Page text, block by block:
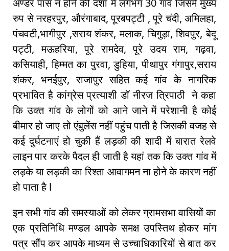
अण्डर पास न होने की दशा में लगभग 30 गांव जिसमें मुख्य
रुप से नरहरपुर, औरंगाबाद, पूरबपट्टी , पूरे चंदी, अमिलहा,
पंचवटी,भागीपुर ,सराय शंकर, मलाक, चिगुड़ा, शिवपुर, बेदू
पट्टी, मऊहरिया, पूरे रामदेव, पूरे उदय राम, गढ़वा,
कसियाही, हिम्मत का पुरवा, डुहिया, पीथापुर गंगापुर,सराय
शंकर, भनईपुर, राजापुर सहित कई गांव के नागरिक
प्रभावित है कांग्रेस प्रत्याशी डॉ नीरज त्रिपाठी ने कहा
कि उक्त गांव के लोगों को आने जाने में परेशानी है कोई
बीमार हो जाए तो एंबुलेंस नहीं पहुंच पाती है जिसकी वजह से
कई दुर्घटनाएं हो चुकी हैं लड़की की शादी में बारात रेलवे
लाइन पार करके पैदल ही जाती है यहां तक कि उक्त गांव में
लड़के या लड़की का रिश्ता आवागमन ना होने के कारण नहीं
हो पाता है l
इन सभी गांव की समस्याओं को लेकर ग्रामसभा वासियों का
एक प्रतिनिधि मण्डल आपके समक्ष उपस्तिथ होकर मांग
पत्र सौंप कर आपके माध्यम से उच्चाधिकारियों से बात कर